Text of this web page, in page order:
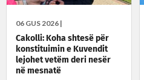
06 GUS 2026 |
Cakolli: Koha shtesë për
konstituimin e Kuvendit
lejohet vetëm deri nesër
në mesnatë